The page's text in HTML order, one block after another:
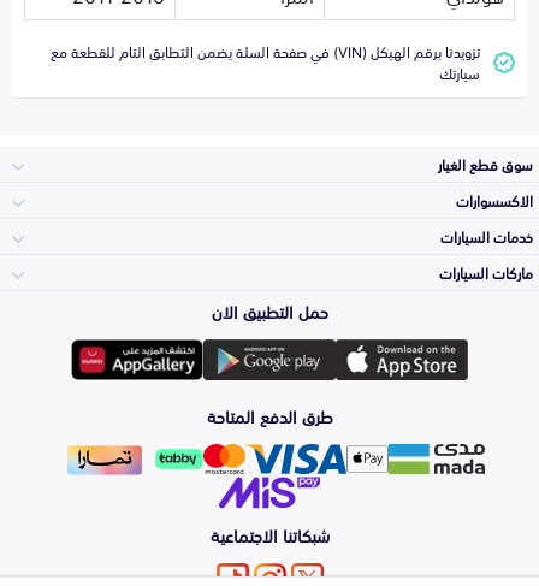
تزويدنا برقم الهيكل (VIN) في صفحة السلة يضمن التطابق التام للقطعة مع
سيارتك
سوق قطع الغيار
المكائن، القيرات
وملحقاتها
الشمعات
والاصطبات (الاضاءة)
الفرامل والأقمشة
الاكسسوارات
لوازم الرحلات
اكسسوارات العناية
الزيوت و السوائل
خدمات السيارات
الأكثر مبيعاً
التلميع والعناية
ماركات السيارات
تويوتا
هيونداي
كيا
حمل التطبيق الان
طرق الدفع المتاحة
شبكاتنا الاجتماعية